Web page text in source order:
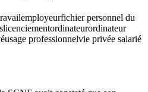
employeurfichier personnel du
licenciementordinateurordinateur
usage professionnelvie privée salarié